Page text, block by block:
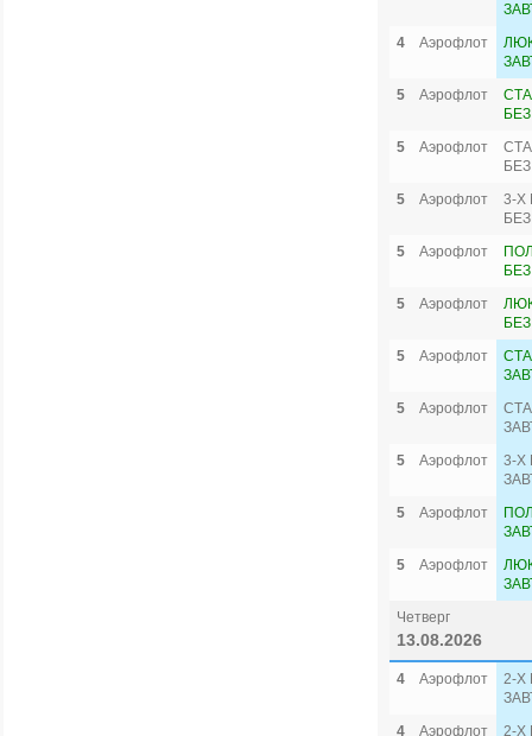
4
Аэрофлот
5
Аэрофлот
5
Аэрофлот
5
Аэрофлот
3-Х
5
Аэрофлот
5
Аэрофлот
5
Аэрофлот
5
Аэрофлот
5
Аэрофлот
3-Х
5
Аэрофлот
5
Аэрофлот
Четверг
13.08.2026
4 Аэрофлот
2-Х
4
Аэрофлот 2-Х